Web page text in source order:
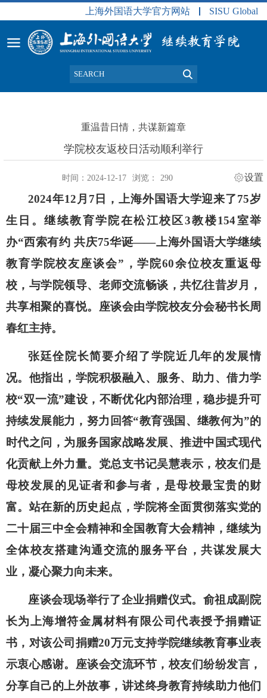
上海外国语大学官方网站 SISU Global
重温昔日情，共谋新篇章
学院校友返校日活动顺利举行
时间：2024-12-17 浏览： 290 设置
2024年12 月 7 日，上海外国语大学迎来了75岁
生日。继续教育学院在松江校区 3教楼154室举
办“西索有约 共庆75华诞——上海外国语大学继续
教育学院校友座谈会”，学院60余位校友重返母
校，与学院领导、老师交流畅谈，共忆往昔岁月，
共享相聚的喜悦。座谈会由学院校友分会秘书长周
春红主持。
张廷佺院长简要介绍了学院近几年的发展情
况。他指出，学院积极融入、服务、助力、借力学
校“双一流”建设，不断优化内部治理，稳步提升可
持续发展能力，努力回答“教育强国、继教何为”的
时代之问，为服务国家战略发展、推进中国式现代
化贡献上外力量。党总支书记吴慧表示，校友们是
母校发展的见证者和参与者，是母校最宝贵的财
富。站在新的历史起点，学院将全面贯彻落实党的
二十届三中全会精神和全国教育大会精神，继续为
全体校友搭建沟通交流的服务平台，共谋发展大
业，凝心聚力向未来。
座谈会现场举行了企业捐赠仪式。俞祖成副院
长为上海增符金属材料有限公司代表授予捐赠证
书，对该公司捐赠20万元支持学院继续教育事业表
示衷心感谢。座谈会交流环节，校友们纷纷发言，
分享自己的上外故事，讲述终身教育持续助力他们